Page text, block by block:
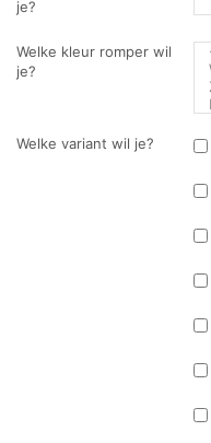
je?
Welke kleur romper wil
je?
Welke variant wil je?